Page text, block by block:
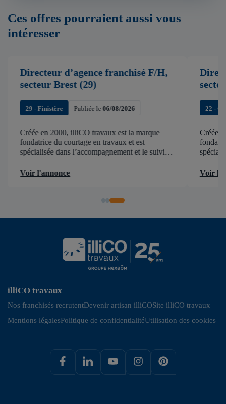
Ces offres pourraient aussi vous
intéresser
Directeur d’agence franchisé F/H,
secteur Brest (29)
29 - Finistère Publiée le06/08/2026
Créée en 2000, illiCO travaux est la marque
fondatrice du courtage en travaux et est
spécialisée dans l’accompagnement et le suivi
d’accélérer et de faciliter tous les projets […]
Voir l'annonce
22 -
Créée
Voir
illiCO travaux
Nos franchisés recrutentDevenir artisan illiCOSite illiCO travaux
Mentions légalesPolitique de confidentialitéUtilisation des cookies